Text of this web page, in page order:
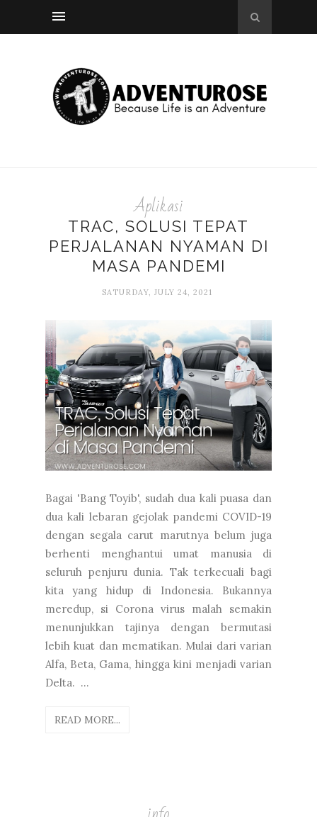
Aplikasi
TRAC, SOLUSI TEPAT
PERJALANAN NYAMAN DI
MASA PANDEMI
SATURDAY, JULY 24, 2021
Bagai 'Bang Toyib', sudah dua kali puasa dan
dua kali lebaran gejolak pandemi COVID-19
dengan segala carut marutnya belum juga
berhenti menghantui umat manusia di
seluruh penjuru dunia. Tak terkecuali bagi
kita yang hidup di Indonesia. Bukannya
meredup, si Corona virus malah semakin
menunjukkan tajinya dengan bermutasi
lebih kuat dan mematikan. Mulai dari varian
Alfa, Beta, Gama, hingga kini menjadi varian
Delta. ...
READ MORE...